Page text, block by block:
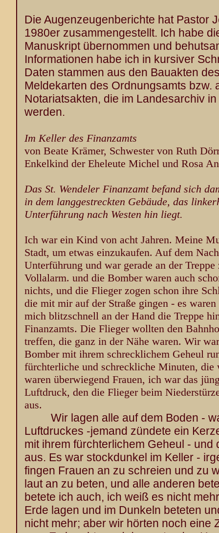
Die Augenzeugenberichte hat Pastor
1980er zusammengestellt. Ich habe
Manuskript übernommen und
Informationen habe ich in kursiver
Daten stammen aus den Bauakten
Meldekarten des Ordnungsamts bzw.
Notariatsakten, die im Landesarchiv
werden.
Im Keller des Finanzamts
von Beate Krämer, Schwester von Ruth
Enkelkind der Eheleute Michel und Rosa
Das St. Wendeler Finanzamt befand sich
in dem langgestreckten Gebäude, das
Unterführung nach Westen hin liegt.
Ich war ein Kind von acht Jahren. Meine
Stadt, um etwas einzukaufen. Auf dem
Unterführung und war gerade an der
Vollalarm. und die Bomber waren auch
nichts, und die Flieger zogen schon ihre
die mit mir auf der Straße gingen - es
mich blitzschnell an der Hand die Treppe
Finanzamts. Die Flieger wollten den
treffen, die ganz in der Nähe waren. Wir
Bomber mit ihrem schrecklichem Geheul
fürchterliche und schreckliche Minuten, die
waren überwiegend Frauen, ich war das
Luftdruck, den die Flieger beim
aus.
Wir lagen alle auf dem Boden -
Luftdruckes -jemand zündete ein
mit ihrem fürchterlichem Geheul - und
aus. Es war stockdunkel im Keller -
fingen Frauen an zu schreien und zu
laut an zu beten, und alle anderen
betete ich auch, ich weiß es nicht
Erde lagen und im Dunkeln beteten
nicht mehr; aber wir hörten noch eine